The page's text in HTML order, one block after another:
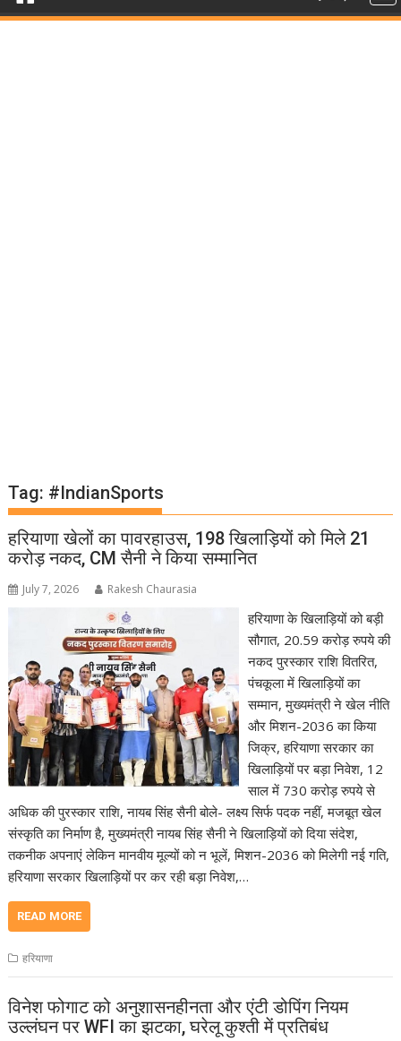
Tag: #IndianSports
हरियाणा खेलों का पावरहाउस, 198 खिलाड़ियों को मिले 21
करोड़ नकद, CM सैनी ने किया सम्मानित
July 7, 2026 Rakesh Chaurasia
हरियाणा के खिलाड़ियों को बड़ी
सौगात, 20.59 करोड़ रुपये की
नकद पुरस्कार राशि वितरित,
पंचकूला में खिलाड़ियों का
सम्मान, मुख्यमंत्री ने खेल नीति
और मिशन-2036 का किया
जिक्र, हरियाणा सरकार का
खिलाड़ियों पर बड़ा निवेश, 12
साल में 730 करोड़ रुपये से
अधिक की पुरस्कार राशि, नायब सिंह सैनी बोले- लक्ष्य सिर्फ पदक नहीं, मजबूत खेल
संस्कृति का निर्माण है, मुख्यमंत्री नायब सिंह सैनी ने खिलाड़ियों को दिया संदेश,
तकनीक अपनाएं लेकिन मानवीय मूल्यों को न भूलें, मिशन-2036 को मिलेगी नई गति,
हरियाणा सरकार खिलाड़ियों पर कर रही बड़ा निवेश,…
READ MORE
हरियाणा
विनेश फोगाट को अनुशासनहीनता और एंटी डोपिंग नियम
उल्लंघन पर WFI का झटका, घरेलू कुश्ती में प्रतिबंध